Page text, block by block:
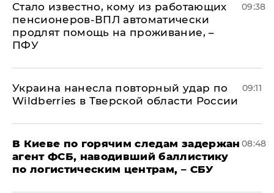
Стало известно, кому из работающих
пенсионеров-ВПЛ автоматически
продлят помощь на проживание, –
ПФУ
09:38
Украина нанесла повторный удар по
Wildberries в Тверской области России
09:11
В Киеве по горячим следам задержан
агент ФСБ, наводивший баллистику
по логистическим центрам, – СБУ
08:48